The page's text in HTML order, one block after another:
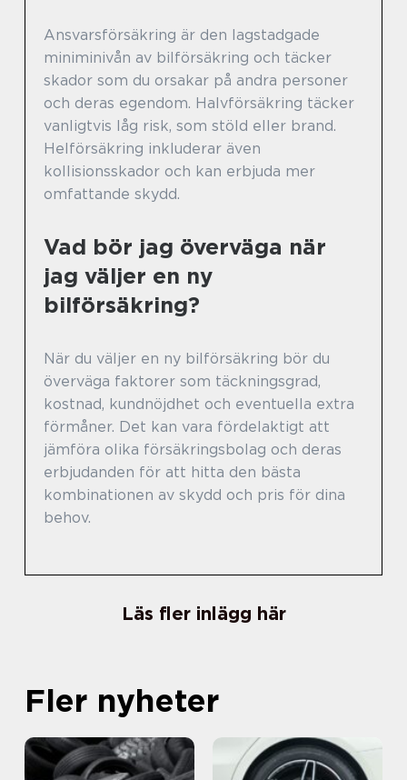
Ansvarsförsäkring är den lagstadgade
miniminivån av bilförsäkring och täcker
skador som du orsakar på andra personer
och deras egendom. Halvförsäkring täcker
vanligtvis låg risk, som stöld eller brand.
Helförsäkring inkluderar även
kollisionsskador och kan erbjuda mer
omfattande skydd.
Vad bör jag överväga när
jag väljer en ny
bilförsäkring?
När du väljer en ny bilförsäkring bör du
överväga faktorer som täckningsgrad,
kostnad, kundnöjdhet och eventuella extra
förmåner. Det kan vara fördelaktigt att
jämföra olika försäkringsbolag och deras
erbjudanden för att hitta den bästa
kombinationen av skydd och pris för dina
behov.
Läs fler inlägg här
Fler nyheter